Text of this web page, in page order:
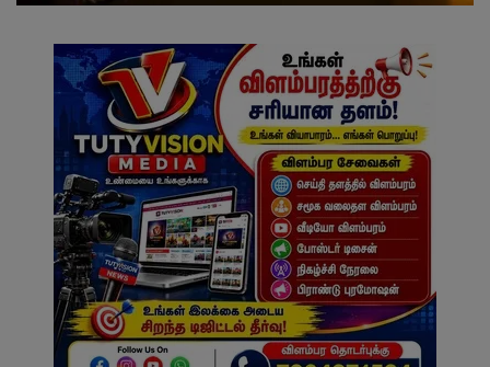
சிறப்பு செய்திகள்